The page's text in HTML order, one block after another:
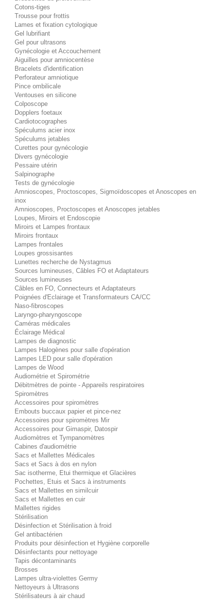
Cotons-tiges
Trousse pour frottis
Lames et fixation cytologique
Gel lubrifiant
Gel pour ultrasons
Gynécologie et Accouchement
Aiguilles pour amniocentèse
Bracelets d'identification
Perforateur amniotique
Pince ombilicale
Ventouses en silicone
Colposcope
Dopplers foetaux
Cardiotocographes
Spéculums acier inox
Spéculums jetables
Curettes pour gynécologie
Divers gynécologie
Pessaire utérin
Salpinographe
Tests de gynécologie
Amnioscopes, Proctoscopes, Sigmoïdoscopes et Anoscopes en
inox
Amnioscopes, Proctoscopes et Anoscopes jetables
Loupes, Miroirs et Endoscopie
Miroirs et Lampes frontaux
Miroirs frontaux
Lampes frontales
Loupes grossisantes
Lunettes recherche de Nystagmus
Sources lumineuses, Câbles FO et Adaptateurs
Sources lumineuses
Câbles en FO, Connecteurs et Adaptateurs
Poignées d'Eclairage et Transformateurs CA/CC
Naso-fibroscopes
Laryngo-pharyngoscope
Caméras médicales
Éclairage Médical
Lampes de diagnostic
Lampes Halogènes pour salle d'opération
Lampes LED pour salle d'opération
Lampes de Wood
Audiométrie et Spirométrie
Débitmètres de pointe - Appareils respiratoires
Spiromètres
Accessoires pour spiromètres
Embouts buccaux papier et pince-nez
Accessoires pour spiromètres Mir
Accessoires pour Gimaspir, Datospir
Audiomètres et Tympanomètres
Cabines d'audiométrie
Sacs et Mallettes Médicales
Sacs et Sacs à dos en nylon
Sac isotherme, Etui thermique et Glacières
Pochettes, Etuis et Sacs à instruments
Sacs et Mallettes en similcuir
Sacs et Mallettes en cuir
Mallettes rigides
Stérilisation
Désinfection et Stérilisation à froid
Gel antibactérien
Produits pour désinfection et Hygiène corporelle
Désinfectants pour nettoyage
Tapis décontaminants
Brosses
Lampes ultra-violettes Germy
Nettoyeurs à Ultrasons
Stérilisateurs à air chaud